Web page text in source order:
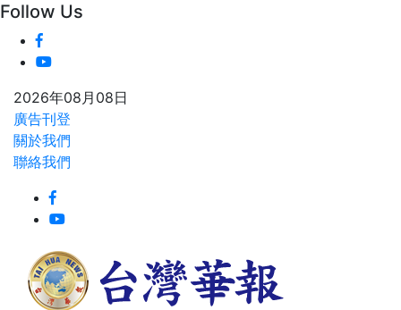
Follow Us
2026年08月08日
廣告刊登
關於我們
聯絡我們